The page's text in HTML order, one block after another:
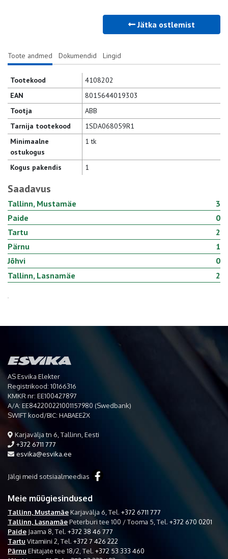
Jätka ostlemist
Toote andmed Dokumendid Lingid
Tootekood
4108202
EAN
8015644019303
Tootja
ABB
Tarnija tootekood
1SDA068059R1
Minimaalne
ostukogus
1 tk
Kogus pakendis 1
Saadavus
Tallinn, Mustamäe
3
Paide
0
Tartu
2
Pärnu
1
Jõhvi
0
Tallinn, Lasnamäe
2
AS Esvika Elekter
Registrikood: 10166316
KMKR nr: EE100427897
A/A: EE842200221001157980 (Swedbank)
SWIFT kood/BIC: HABAEE2X
Karjavälja tn 6, Tallinn, Eesti
+372 6711 777
esvika@esvika.ee
Jälgi meid sotsiaalmeedias
Meie müügiesindused
Tallinn, MustamäeKarjavälja 6, Tel. +372 6711 777
Tallinn, LasnamäePeterburi tee 100 / Tooma 5, Tel. +372 670 0201
Paide Jaama 8, Tel. +372 38 46 777
Tartu Vitamiini 2, Tel. +372 7 426 222
Pärnu Ehitajate tee 18/2, Tel. +372 53 333 460